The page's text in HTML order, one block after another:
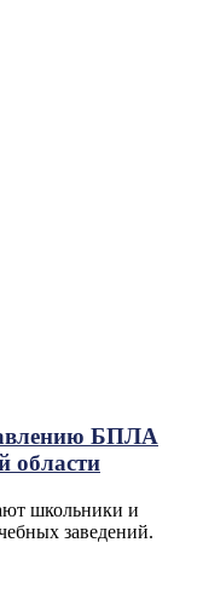
БПЛА
области
школьники и
заведений.